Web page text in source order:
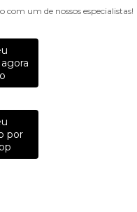
com um de nossos especialistas!
por